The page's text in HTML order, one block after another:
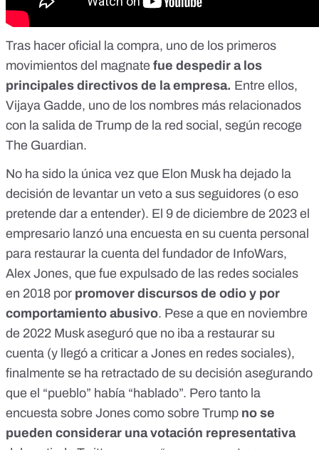
Tras hacer oficial la compra, uno de los primeros
movimientos del magnate fue despedir a los
principales directivos de la empresa. Entre ellos,
Vijaya Gadde, uno de los nombres más relacionados
con la salida de Trump de la red social, según recoge
The Guardian.
No ha sido la única vez que Elon Musk ha dejado la
decisión de levantar un veto a sus seguidores (o eso
pretende dar a entender). El 9 de diciembre de 2023 el
empresario lanzó una encuesta en su cuenta personal
para restaurar la cuenta del fundador de InfoWars,
Alex Jones, que fue expulsado de las redes sociales
en 2018 por promover discursos de odio y por
comportamiento abusivo. Pese a que en noviembre
de 2022 Musk aseguró que no iba a restaurar su
cuenta (y llegó a criticar a Jones en redes sociales),
finalmente se ha retractado de su decisión asegurando
que el “pueblo” había “hablado”. Pero tanto la
encuesta sobre Jones como sobre Trump no se
pueden considerar unavotación representativa